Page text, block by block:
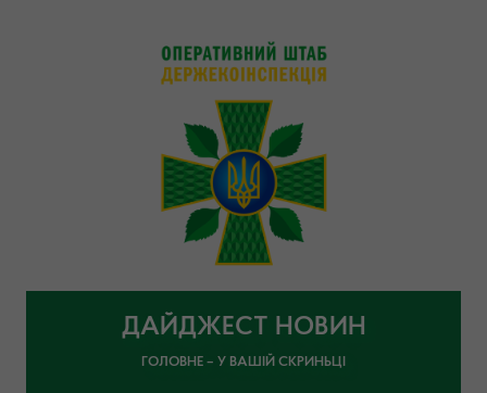
ДАЙДЖЕСТ НОВИН
ГОЛОВНЕ – У ВАШІЙ СКРИНЬЦІ